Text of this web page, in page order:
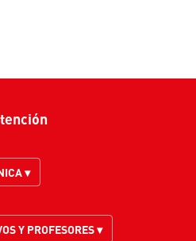
▾
Y PROFESORES ▾